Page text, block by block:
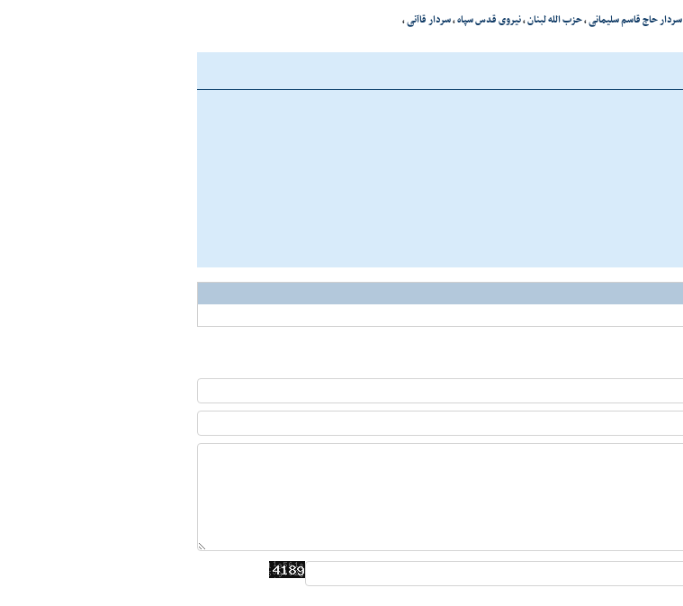
سردار حاج قاسم سلیمانی،حزب الله لبنان،نیروی قدس سپاه،سردار قاآنی،